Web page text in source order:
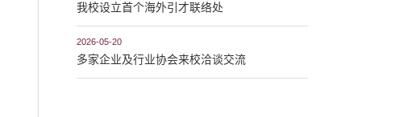
我校设立首个海外引才联络处
2026-05-20
多家企业及行业协会来校洽谈交流